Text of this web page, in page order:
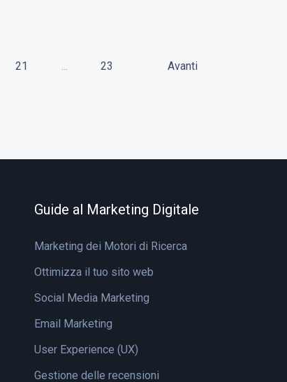
21 ... 23
Avanti
Guide al Marketing Digitale
Marketing dei Motori di Ricerca
Ottimizza il tuo sito web
Social Media Marketing
Email Marketing
User Experience (UX)
Gestione delle recensioni